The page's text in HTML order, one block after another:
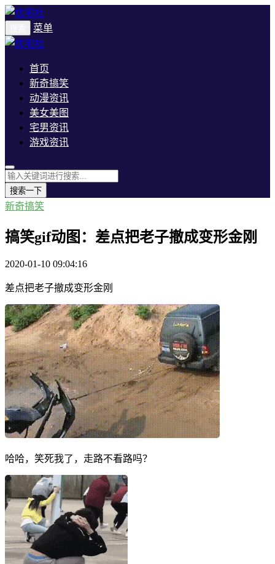
菜单
首页
新奇搞笑
动漫资讯
美女美图
宅男资讯
游戏资讯
搜索一下
新奇搞笑
搞笑gif动图：差点把老子撤成变形金刚
2020-01-10 09:04:16
差点把老子撤成变形金刚
哈哈，笑死我了，走路不看路吗？